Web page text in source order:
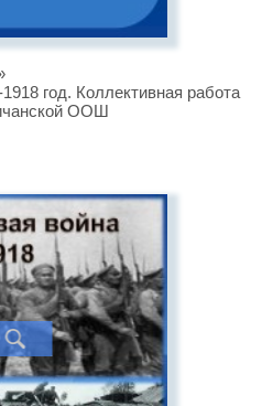
год. Коллективная работа
ООШ